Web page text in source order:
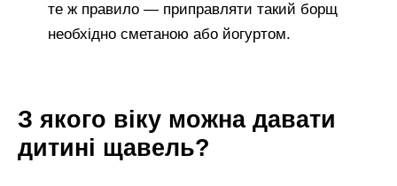
те ж правило — приправляти такий борщ
необхідно сметаною або йогуртом.
З якого віку можна давати
дитині щавель?